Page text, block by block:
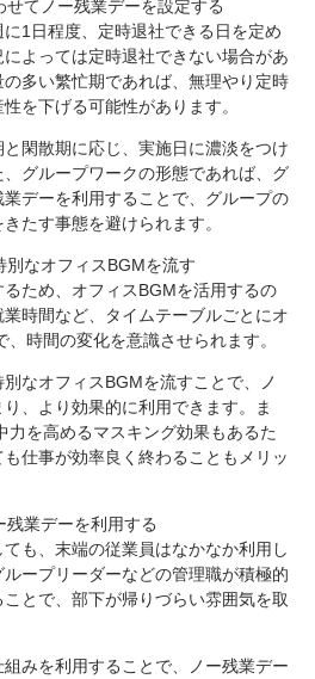
せてノー残業デーを設定する
1日程度、定時退社できる日を定め
よっては定時退社できない場合があ
多い繁忙期であれば、無理やり定時
を下げる可能性があります。
閑散期に応じ、実施日に濃淡をつけ
グループワークの形態であれば、グ
デーを利用することで、グループの
たす事態を避けられます。
別なオフィスBGMを流す
ため、オフィスBGMを活用するの
時間など、タイムテーブルごとにオ
時間の変化を意識させられます。
なオフィスBGMを流すことで、ノ
、より効果的に利用できます。ま
力を高めるマスキング効果もあるた
仕事が効率良く終わることもメリッ
残業デーを利用する
も、末端の従業員はなかなか利用し
ープリーダーなどの管理職が積極的
とで、部下が帰りづらい雰囲気を取
みを利用することで、ノー残業デー